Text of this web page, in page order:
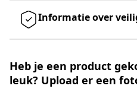
Informatie over
Heb je een product
leuk? Upload er een